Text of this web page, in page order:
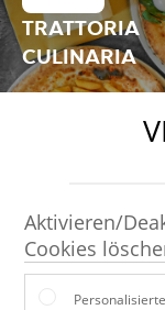
TRATTORIA
CULINARIA
Aktivieren/
Cookies